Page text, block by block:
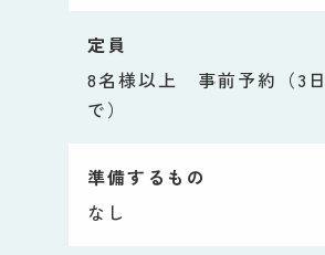
定員
8名様以上 事前予約（3
で）
準備するもの
なし